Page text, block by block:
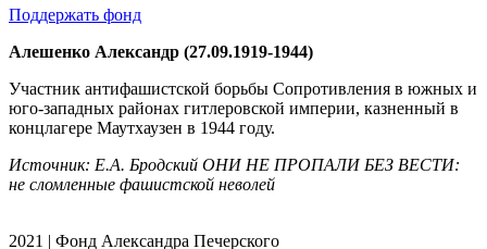
Поддержать фонд
Алешенко Александр (27.09.1919-1944)
Участник антифашистской борьбы Сопротивления в южных и
юго-западных районах гитлеровской империи, казненный в
концлагере Маутхаузен в 1944 году.
Источник: Е.А. Бродский ОНИ НЕ ПРОПАЛИ БЕЗ ВЕСТИ:
не сломленные фашистской неволей
2021 | Фонд Александра Печерского